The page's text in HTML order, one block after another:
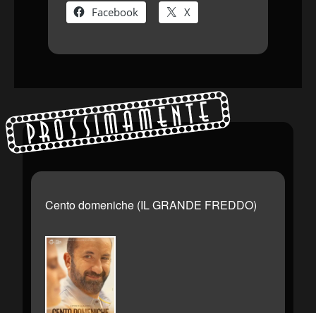
Facebook X
Prossimamente
Cento domeniche (IL GRANDE FREDDO)